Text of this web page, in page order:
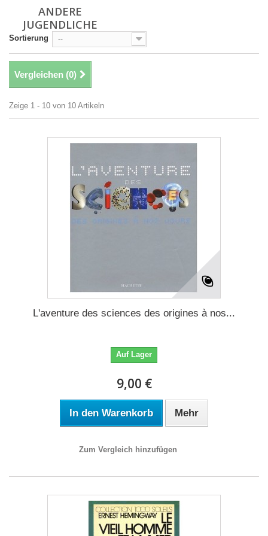
ANDERE
JUGENDLICHE
Sortierung --
Vergleichen (0)
Zeige 1 - 10 von 10 Artikeln
L'aventure des sciences des origines à nos...
Auf Lager
9,00 €
In den Warenkorb Mehr
Zum Vergleich hinzufügen